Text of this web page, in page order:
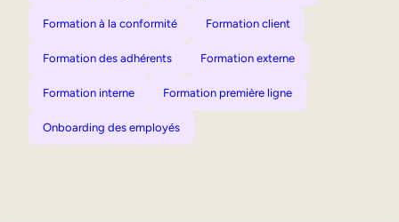
Formation à la conformité Formation client
Formation des adhérents Formation externe
Formation interne Formation première ligne
Onboarding des employés